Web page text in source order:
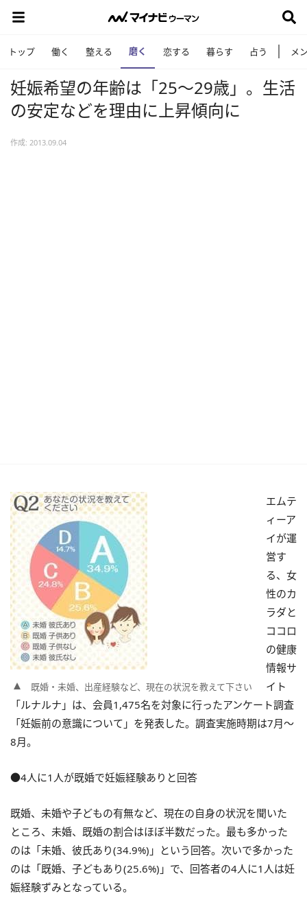
トップ 働く 整える 磨く 恋する 暮らす 占う メ
妊娠希望の年齢は「25～29歳」。生活
の安定などを理由に上昇傾向に
作成: 2013.09.04
既婚・未婚、出産経験など、現在の状況を教えて下さい
エムテ
ィーア
イが運
営す
る、女
性のカ
ラダと
ココロ
の健康
情報サ
イト
「ルナルナ」は、会員1,475名を対象に行ったアンケート調査
「妊娠前の意識について」を発表した。調査実施時期は7月～
8月。
●4人に1人が既婚で妊娠経験ありと回答
既婚、未婚や子どもの有無など、現在の自身の状況を聞いた
ところ、未婚、既婚の割合はほぼ半数だった。最も多かった
のは「未婚、彼氏あり(34.9%)」という回答。次いで多かった
のは「既婚、子どもあり(25.6%)」で、回答者の4人に1人は妊
娠経験ずみとなっている。